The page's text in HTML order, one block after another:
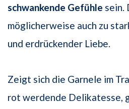
schwankende Gefühle sein.
möglicherweise auch zu
und erdrückender Liebe.
Zeigt sich die Garnele im
rot werdende Delikatesse,